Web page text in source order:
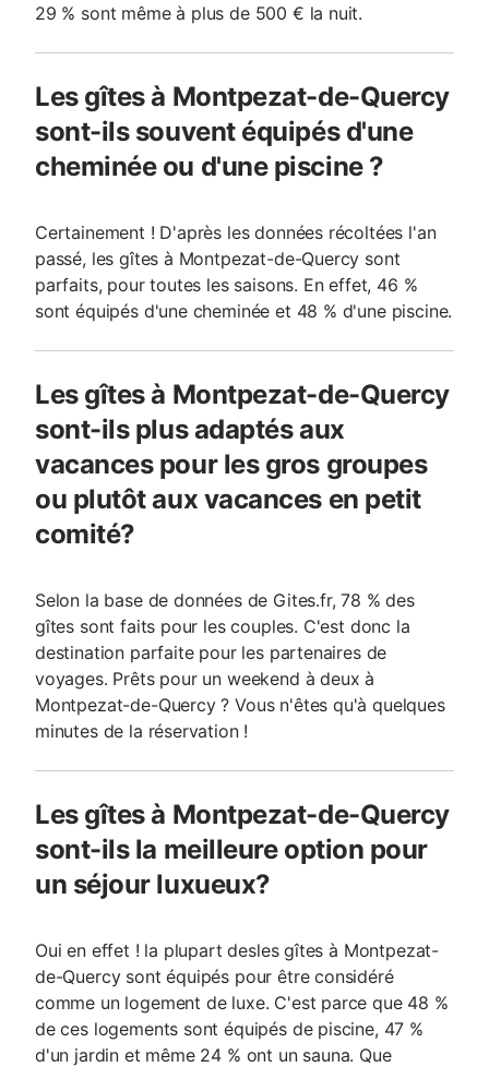
29 % sont même à plus de 500 € la nuit.
Les gîtes à Montpezat-de-Quercy
sont-ils souvent équipés d'une
cheminée ou d'une piscine ?
Certainement ! D'après les données récoltées l'an
passé, les gîtes à Montpezat-de-Quercy sont
parfaits, pour toutes les saisons. En effet, 46 %
sont équipés d'une cheminée et 48 % d'une piscine.
Les gîtes à Montpezat-de-Quercy
sont-ils plus adaptés aux
vacances pour les gros groupes
ou plutôt aux vacances en petit
comité?
Selon la base de données de Gites.fr, 78 % des
gîtes sont faits pour les couples. C'est donc la
destination parfaite pour les partenaires de
voyages. Prêts pour un weekend à deux à
Montpezat-de-Quercy ? Vous n'êtes qu'à quelques
minutes de la réservation !
Les gîtes à Montpezat-de-Quercy
sont-ils la meilleure option pour
un séjour luxueux?
Oui en effet ! la plupart desles gîtes à Montpezat-
de-Quercy sont équipés pour être considéré
comme un logement de luxe. C'est parce que 48 %
de ces logements sont équipés de piscine, 47 %
d'un jardin et même 24 % ont un sauna. Que